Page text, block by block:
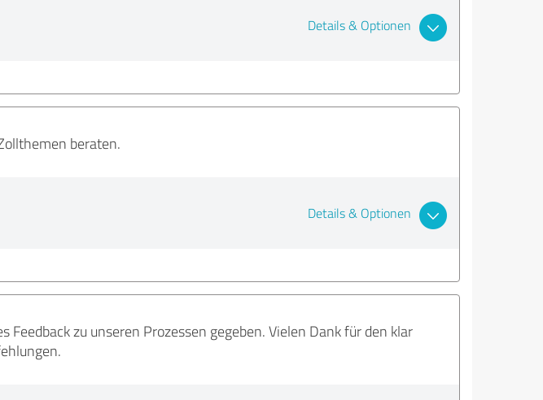
Details & Optionen
beraten.
Details & Optionen
zu unseren Prozessen gegeben. Vielen Dank für den klar